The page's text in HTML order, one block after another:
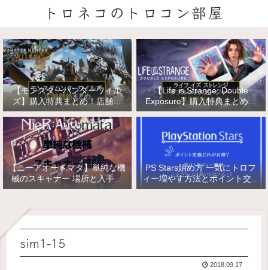
トロネコのトロコン部屋
【モンスターハンターワイル
ズ】購入特典まとめ！店舗特
典・店舗価格比較！
【Life is Strange: Double
Exposure】購入特典まとめ！
店舗特典・店舗価格比較！ライ
スポージャー
【ニーアオートマタ】単純な機
械のスキャナー 場所と入手方
法/複雑な機械と精巧な機械の
PS Stars始め方 一気にトロフ
ィー増やす方法とポイント交換
【PlayStation Stars】
sim1-15
2018.09.17